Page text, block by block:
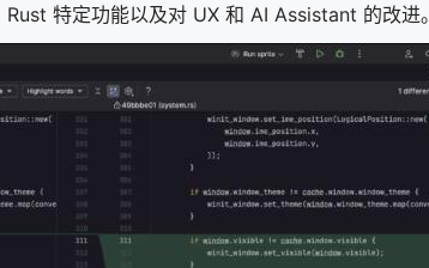
特定功能以及对 UX 和 AI Assistant 的改进。